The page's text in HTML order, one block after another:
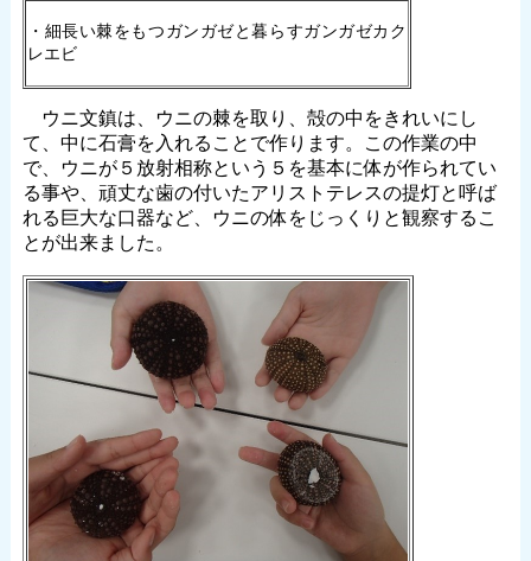
・細長い棘をもつガンガゼと暮らすガンガゼカク
レエビ
ウニ文鎮は、ウニの棘を取り、殻の中をきれいにし
て、中に石膏を入れることで作ります。この作業の中
で、ウニが５放射相称という５を基本に体が作られてい
る事や、頑丈な歯の付いたアリストテレスの提灯と呼ば
れる巨大な口器など、ウニの体をじっくりと観察するこ
とが出来ました。